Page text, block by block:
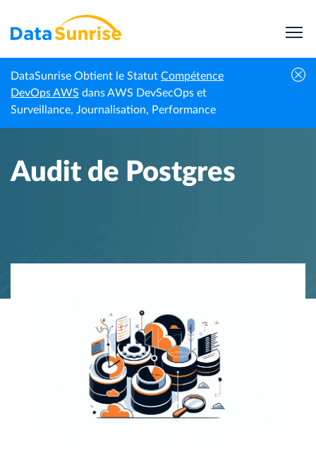
DataSunrise Obtient le Statut Compétence
DevOps AWS dans AWS DevSecOps et
Surveillance, Journalisation, Performance
Accueil Centre de connaissances Audit de Postgres
Audit de Postgres